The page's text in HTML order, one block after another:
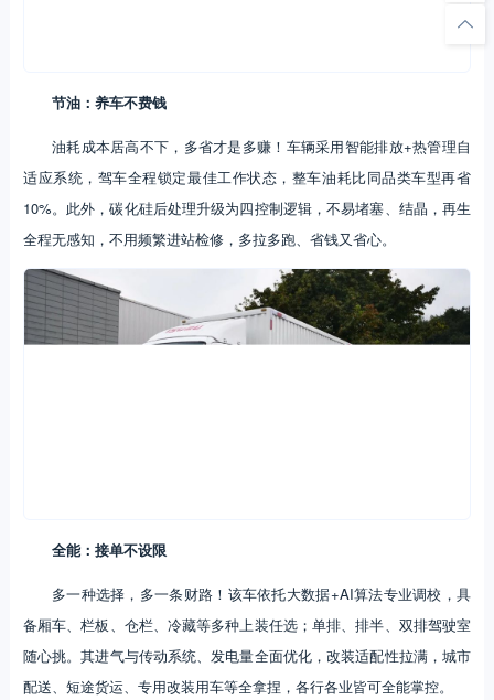
节油：养车不费钱
油耗成本居高不下，多省才是多赚！车辆采用智能排放+热管理自
适应系统，驾车全程锁定最佳工作状态，整车油耗比同品类车型再省
10%。此外，碳化硅后处理升级为四控制逻辑，不易堵塞、结晶，再生
全程无感知，不用频繁进站检修，多拉多跑、省钱又省心。
全能：接单不设限
多一种选择，多一条财路！该车依托大数据+AI算法专业调校，具
备厢车、栏板、仓栏、冷藏等多种上装任选；单排、排半、双排驾驶室
随心挑。其进气与传动系统、发电量全面优化，改装适配性拉满，城市
配送、短途货运、专用改装用车等全拿捏，各行各业皆可全能掌控。